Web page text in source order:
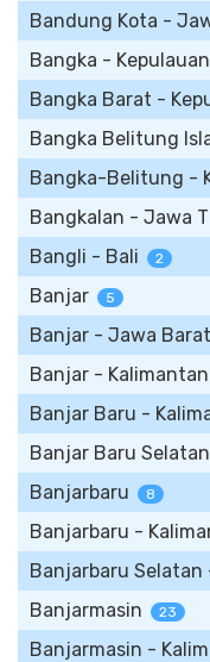
Bandung Kota -
Bangka -
Bangka Barat -
Bangka Belitung
Bangka-Belitung -
Bangkalan - Jawa
Bangli - Bali 2
Banjar 5
Banjar - Jawa Barat
Banjar -
Banjar Baru -
Banjar Baru
Banjarbaru 8
Banjarbaru -
Banjarbaru
Banjarmasin 23
Banjarmasin -